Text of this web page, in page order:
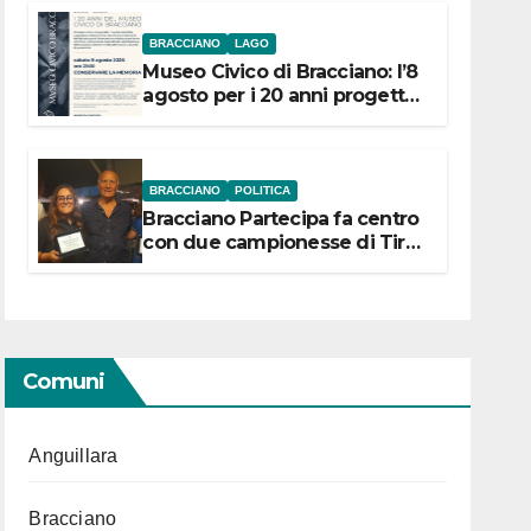
BRACCIANO LAGO
Museo Civico di Bracciano: l’8
agosto per i 20 anni progetto
BRACCIANO POLITICA
Bracciano Partecipa fa centro
con due campionesse di Tiro
Comuni
Anguillara
Bracciano